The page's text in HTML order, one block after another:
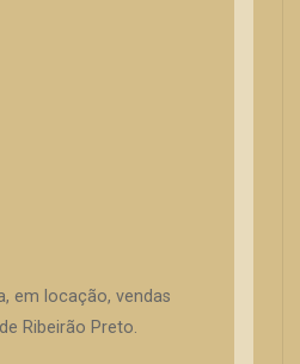
em locação, vendas
Ribeirão Preto.